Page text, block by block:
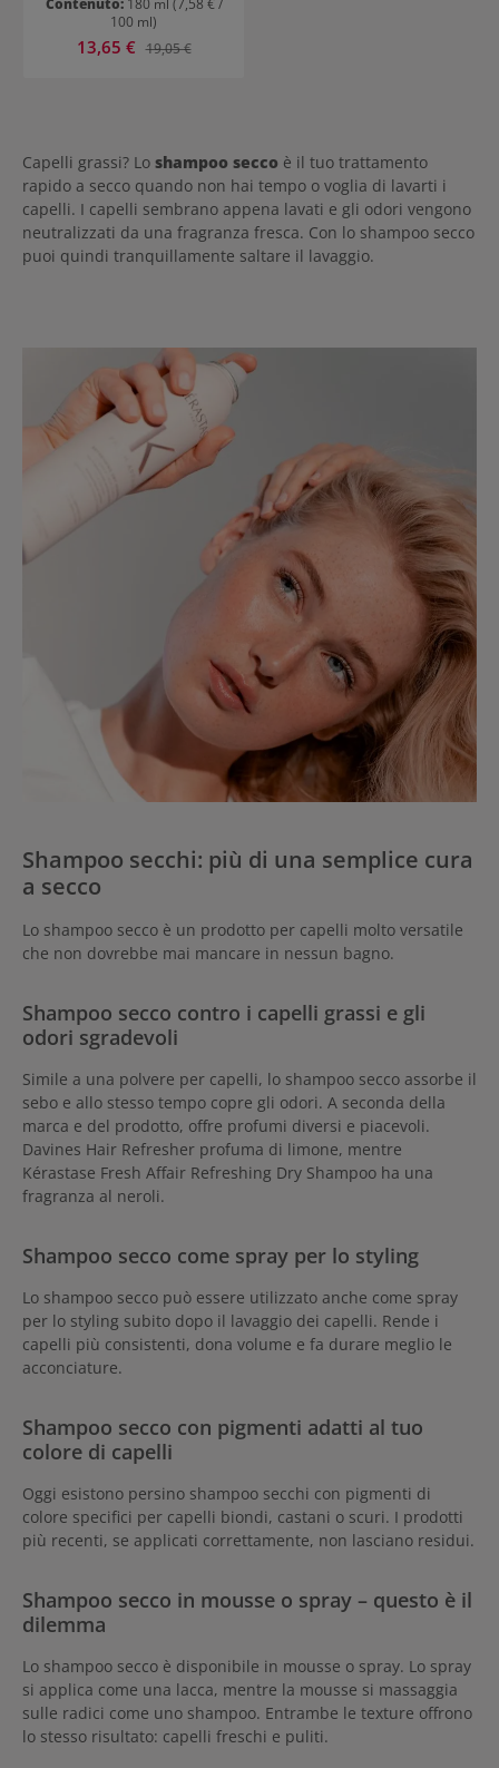
Contenuto: 180 ml (7,58 € /
100 ml)
Prezzo di vendita:
13,65 € Prezzo normale:
19,05 €
Capelli grassi? Lo shampoo secco è il tuo trattamento
rapido a secco quando non hai tempo o voglia di lavarti i
capelli. I capelli sembrano appena lavati e gli odori vengono
neutralizzati da una fragranza fresca. Con lo shampoo secco
puoi quindi tranquillamente saltare il lavaggio.
Shampoo secchi: più di una semplice cura
a secco
Lo shampoo secco è un prodotto per capelli molto versatile
che non dovrebbe mai mancare in nessun bagno.
Shampoo secco contro i capelli grassi e gli
odori sgradevoli
Simile a una polvere per capelli, lo shampoo secco assorbe il
sebo e allo stesso tempo copre gli odori. A seconda della
marca e del prodotto, offre profumi diversi e piacevoli.
Davines Hair Refresher profuma di limone, mentre
Kérastase Fresh Affair Refreshing Dry Shampoo ha una
fragranza al neroli.
Shampoo secco come spray per lo styling
Lo shampoo secco può essere utilizzato anche come spray
per lo styling subito dopo il lavaggio dei capelli. Rende i
capelli più consistenti, dona volume e fa durare meglio le
acconciature.
Shampoo secco con pigmenti adatti al tuo
colore di capelli
Oggi esistono persino shampoo secchi con pigmenti di
colore specifici per capelli biondi, castani o scuri. I prodotti
più recenti, se applicati correttamente, non lasciano residui.
Shampoo secco in mousse o spray – questo è il
dilemma
Lo shampoo secco è disponibile in mousse o spray. Lo spray
si applica come una lacca, mentre la mousse si massaggia
sulle radici come uno shampoo. Entrambe le texture offrono
lo stesso risultato: capelli freschi e puliti.